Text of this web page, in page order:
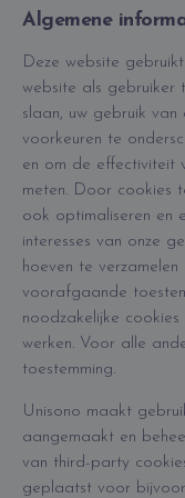
Algemene
Deze website
website als gebruiker
slaan, uw gebruik
voorkeuren te
en om de effectiviteit
meten. Door cookies
ook optimaliseren en
interesses van onze
hoeven te
voorafgaande
noodzakelijke
werken. Voor alle
toestemming.
Unisono maakt
aangemaakt en
van third-party
geplaatst voor